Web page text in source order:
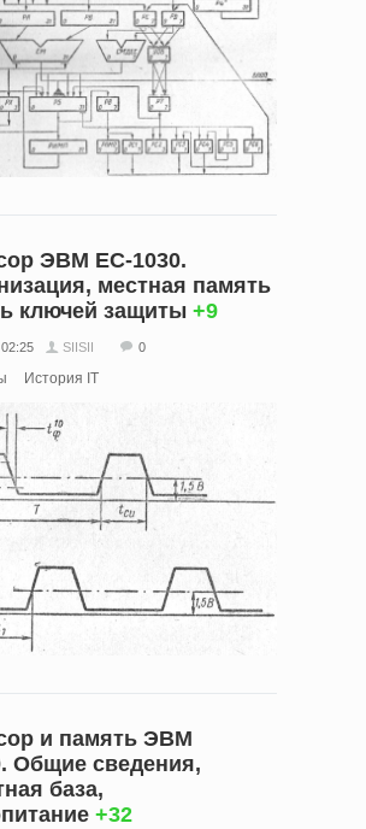
ЭВМ ЕС-1030.
местная память
ключей защиты +9
SIISII 0
История IT
и память ЭВМ
Общие сведения,
база,
+32